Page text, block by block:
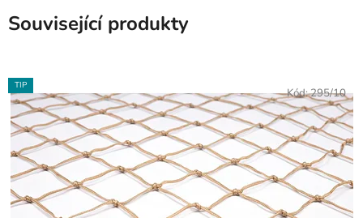
Související produkty
TIP
Kód:295/10